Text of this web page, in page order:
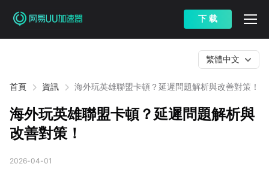
下 载
首頁 資訊 海外玩英雄聯盟卡頓？延遲問題解析與改善對策！
繁體中文
海外玩英雄聯盟卡頓？延遲問題解析與
改善對策！
2026-04-01